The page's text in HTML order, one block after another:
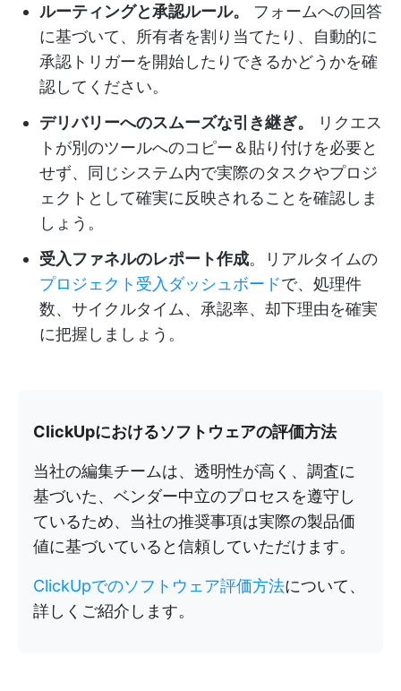
ルーティングと承認ルール。
フォームへの回答
に基づいて、所有者を割り当てたり、自動的に
承認トリガーを開始したりできるかどうかを確
認してください。
デリバリーへのスムーズな引き継ぎ。
リクエス
トが別のツールへのコピー＆貼り付けを必要と
せず、同じシステム内で実際のタスクやプロジ
ェクトとして確実に反映されることを確認しま
しょう。
受入ファネルのレポート作成。リアルタイムの
プロジェクト受入ダッシュボードで、処理件
数、サイクルタイム、承認率、却下理由を確実
に把握しましょう。
ClickUpにおけるソフトウェアの評価方法
当社の編集チームは、透明性が高く、調査に
基づいた、ベンダー中立のプロセスを遵守し
ているため、当社の推奨事項は実際の製品価
値に基づいていると信頼していただけます。
ClickUpでのソフトウェア評価方法について、
詳しくご紹介します。